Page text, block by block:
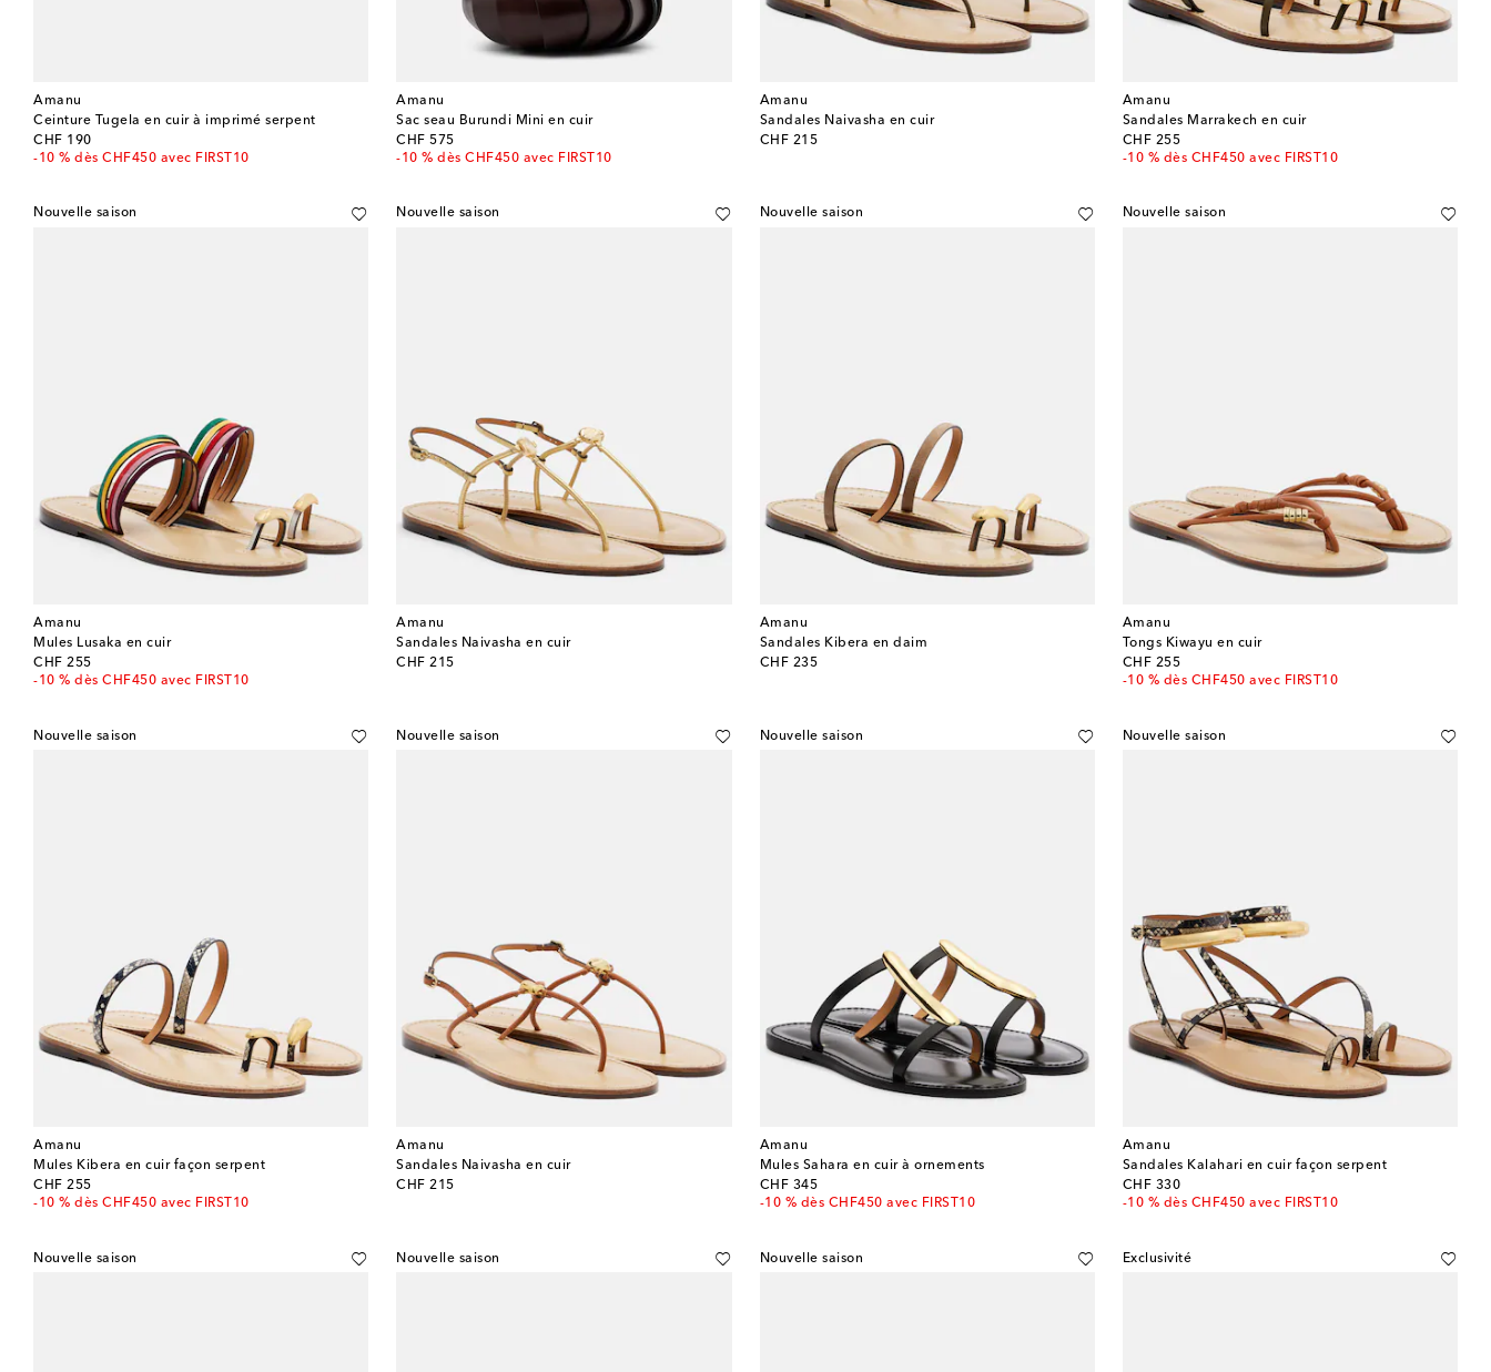
Amanu
Ceinture Tugela en cuir à imprimé serpent
CHF 190
original price
-10 % dès CHF450 avec FIRST10
Amanu
Sac seau Burundi Mini en cuir
CHF 575
original price
-10 % dès CHF450 avec FIRST10
Amanu
Sandales Naivasha en cuir
CHF 215
original price
Amanu
Sandales Marrakech en cuir
CHF 255
original price
-10 % dès CHF450 avec FIRST10
Nouvelle saison
Amanu
Mules Lusaka en cuir
CHF 255
original price
-10 % dès CHF450 avec FIRST10
Nouvelle saison
Amanu
Sandales Naivasha en cuir
CHF 215
original price
Nouvelle saison
Amanu
Sandales Kibera en daim
CHF 235
original price
Nouvelle saison
Amanu
Tongs Kiwayu en cuir
CHF 255
original price
-10 % dès CHF450 avec FIRST10
Nouvelle saison
Amanu
Mules Kibera en cuir façon serpent
CHF 255
original price
-10 % dès CHF450 avec FIRST10
Nouvelle saison
Amanu
Sandales Naivasha en cuir
CHF 215
original price
Nouvelle saison
Amanu
Mules Sahara en cuir à ornements
CHF 345
original price
-10 % dès CHF450 avec FIRST10
Nouvelle saison
Amanu
Sandales Kalahari en cuir façon serpent
CHF 330
original price
-10 % dès CHF450 avec FIRST10
Nouvelle saison Nouvelle saison Nouvelle saison Exclusivité